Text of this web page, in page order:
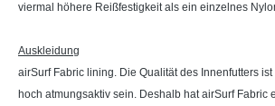
viermal höhere Reißfestigkeit als ein einzelnes
Auskleidung
airSurf Fabric lining. Die Qualität des Innenfutters
hoch atmungsaktiv sein. Deshalb hat airSurf